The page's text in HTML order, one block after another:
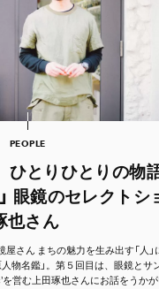
PEOPLE
ひとりひとりの物
眼鏡のセレクトシ
也さん
さん まちの魅力を生み出す「人」
物名鑑」。第５回目は、眼鏡とサ
を営む上田琢也さんにお話をうか